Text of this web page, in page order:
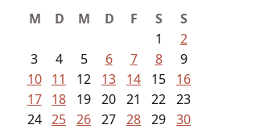
M D M D F S
S
1
2
3
4 5 6 7 8
9
10
11 12 13 14 15
16
17
18 19 20 21 22 23
24 25 26 27 28 29 30